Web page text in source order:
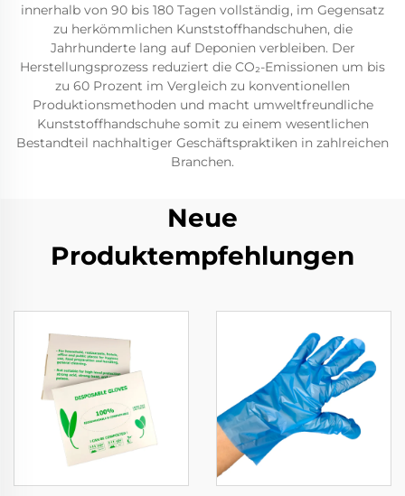
innerhalb von 90 bis 180 Tagen vollständig, im Gegensatz
zu herkömmlichen Kunststoffhandschuhen, die
Jahrhunderte lang auf Deponien verbleiben. Der
Herstellungsprozess reduziert die CO₂-Emissionen um bis
zu 60 Prozent im Vergleich zu konventionellen
Produktionsmethoden und macht umweltfreundliche
Kunststoffhandschuhe somit zu einem wesentlichen
Bestandteil nachhaltiger Geschäftspraktiken in zahlreichen
Branchen.
Neue
Produktempfehlungen